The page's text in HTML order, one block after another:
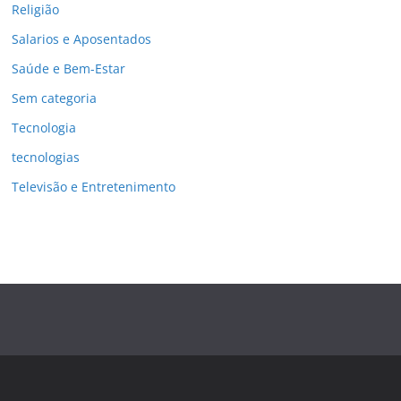
Religião
Salarios e Aposentados
Saúde e Bem-Estar
Sem categoria
Tecnologia
tecnologias
Televisão e Entretenimento